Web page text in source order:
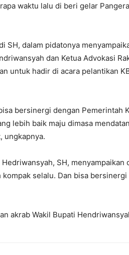
waktu lalu di beri gelar
SH, dalam pidatonya
dan Ketua Advokasi
untuk hadir di acara pelantikan
bersinergi dengan Pemerintah
lebih baik maju dimasa
ungkapnya.
SH, menyampaikan
selalu. Dan bisa bersinergi
akrab Wakil Bupati